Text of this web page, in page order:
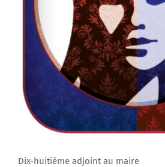
Dix-huitième adjoint au maire